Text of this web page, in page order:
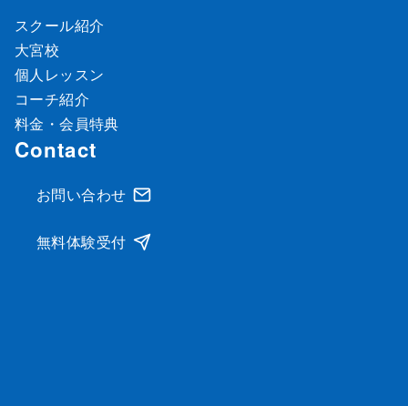
スクール紹介
大宮校
個人レッスン
コーチ紹介
料金・会員特典
Contact
お問い合わせ
無料体験受付